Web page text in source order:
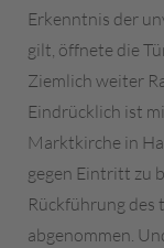
Erkenntnis der
gilt, öffnete die
Ziemlich weiter
Eindrücklich ist
Marktkirche in
gegen Eintritt zu
Rückführung
abgenommen.